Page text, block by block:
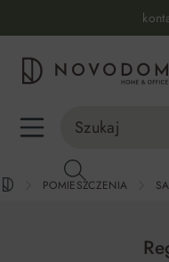
30
POMIESZCZENIA